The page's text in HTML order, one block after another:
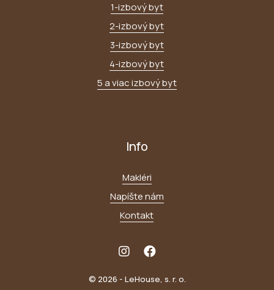
1-izbový byt
2-izbový byt
3-izbový byt
4-izbový byt
5 a viac izbový byt
Info
Makléri
Napíšte nám
Kontakt
© 2026 - LeHouse, s. r. o.